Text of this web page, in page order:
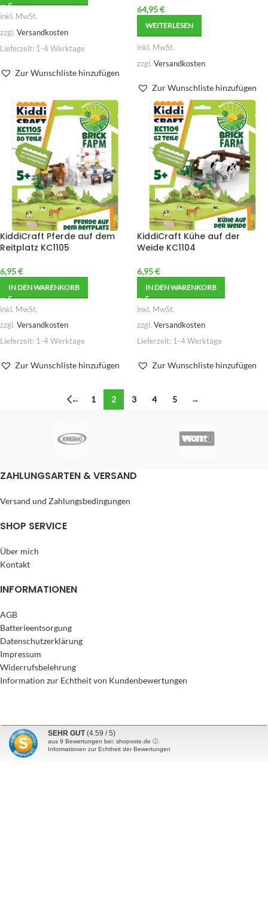
inkl. MwSt.
zzgl. Versandkosten
Lieferzeit: 1-4 Werktage
Zur Wunschliste hinzufügen
64,95€
WEITERLESEN
inkl. MwSt.
zzgl. Versandkosten
Zur Wunschliste hinzufügen
KiddiCraft Pferde auf dem
Reitplatz KC1105
6,95€
IN DEN WARENKORB
inkl. MwSt.
zzgl. Versandkosten
Lieferzeit: 1-4 Werktage
Zur Wunschliste hinzufügen
KiddiCraft Kühe auf der
Weide KC1104
6,95€
IN DEN WARENKORB
inkl. MwSt.
zzgl. Versandkosten
Lieferzeit: 1-4 Werktage
Zur Wunschliste hinzufügen
← 1 2 3 4 5 →
ZAHLUNGSARTEN & VERSAND
Versand und Zahlungsbedingungen
SHOP SERVICE
Über mich
Kontakt
INFORMATIONEN
AGB
Batterieentsorgung
Datenschutzerklärung
Impressum
Widerrufsbelehrung
Information zur Echtheit von Kundenbewertungen
NEWSLETTER
SEHR GUT (4.59 / 5)
aus 9 Bewertungen bei: shopvote.de ⓘ
Informationen zur Echtheit der Bewertungen